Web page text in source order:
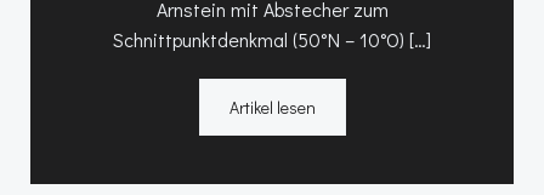
Arnstein mit Abstecher zum
Schnittpunktdenkmal (50°N – 10°O) […]
Artikel lesen